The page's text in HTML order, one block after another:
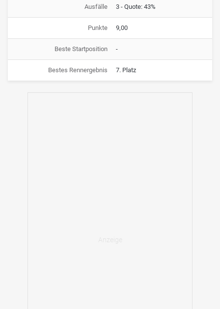
Ausfälle 3 - Quote: 43%
Punkte 9,00
Beste Startposition -
Bestes Rennergebnis 7. Platz